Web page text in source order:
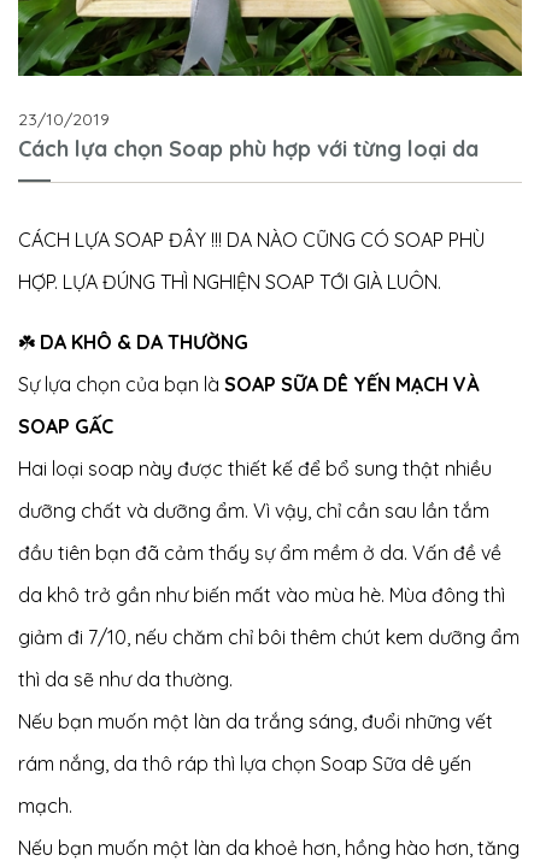
23/10/2019
Cách lựa chọn Soap phù hợp với từng loại da
CÁCH LỰA SOAP ĐÂY !!! DA NÀO CŨNG CÓ SOAP PHÙ
HỢP. LỰA ĐÚNG THÌ NGHIỆN SOAP TỚI GIÀ LUÔN.
☘️ DA KHÔ & DA THƯỜNG
Sự lựa chọn của bạn là SOAP SỮA DÊ YẾN MẠCH VÀ
SOAP GẤC
Hai loại soap này được thiết kế để bổ sung thật nhiều
dưỡng chất và dưỡng ẩm. Vì vậy, chỉ cần sau lần tắm
đầu tiên bạn đã cảm thấy sự ẩm mềm ở da. Vấn đề về
da khô trở gần như biến mất vào mùa hè. Mùa đông thì
giảm đi 7/10, nếu chăm chỉ bôi thêm chút kem dưỡng ẩm
thì da sẽ như da thường.
Nếu bạn muốn một làn da trắng sáng, đuổi những vết
rám nắng, da thô ráp thì lựa chọn Soap Sữa dê yến
mạch.
Nếu bạn muốn một làn da khoẻ hơn, hồng hào hơn, tăng